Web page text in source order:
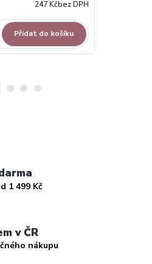
247 Kčbez DPH
Přidat do košíku
1 499 Kč
v ČR
nákupu